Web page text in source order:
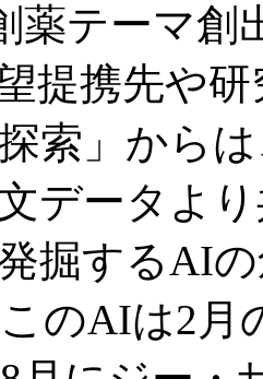
薬テーマ創
提携先や
索」から
データよ
掘するAI
のAIは2月